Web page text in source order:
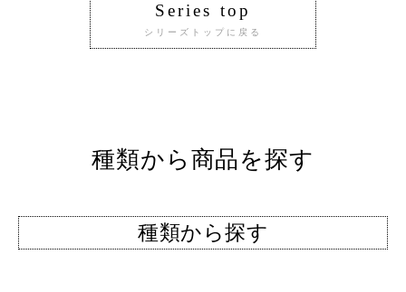
Series top
シリーズトップに戻る
種類から商品を探す
種類から探す